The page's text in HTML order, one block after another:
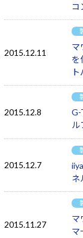
コ
2015.12.11
マ
を
2015.12.8
G-
ル
2015.12.7
ネ
2015.11.27
マ
マ